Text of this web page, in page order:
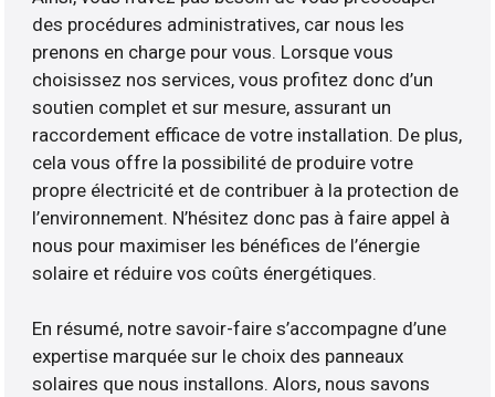
des procédures administratives, car nous les
prenons en charge pour vous. Lorsque vous
choisissez nos services, vous profitez donc d’un
soutien complet et sur mesure, assurant un
raccordement efficace de votre installation. De plus,
cela vous offre la possibilité de produire votre
propre électricité et de contribuer à la protection de
l’environnement. N’hésitez donc pas à faire appel à
nous pour maximiser les bénéfices de l’énergie
solaire et réduire vos coûts énergétiques.
En résumé, notre savoir-faire s’accompagne d’une
expertise marquée sur le choix des panneaux
solaires que nous installons. Alors, nous savons